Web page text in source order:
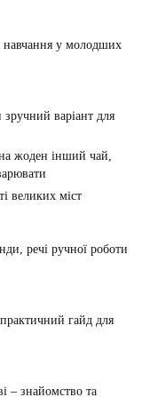
навчання у молодших
зручний варіант для
жоден інший чай,
великих міст
речі ручної роботи
гайд для
– знайомство та